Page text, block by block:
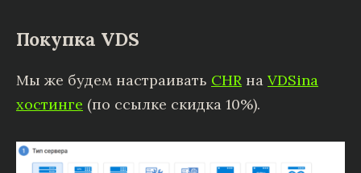
Покупка VDS
Мы же будем настраивать CHR на VDSina
хостинге (по ссылке скидка 10%).